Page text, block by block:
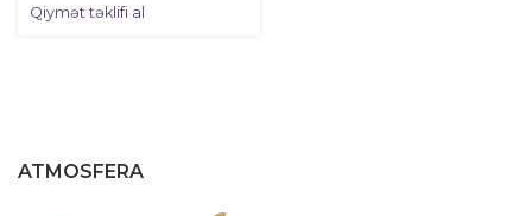
Qiymət təklifi al
ATMOSFERA